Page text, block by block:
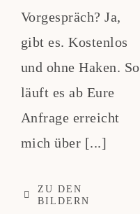
Vorgespräch? Ja,
gibt es. Kostenlos
und ohne Haken. So
läuft es ab Eure
Anfrage erreicht
mich über [...]
ZU DEN
BILDERN